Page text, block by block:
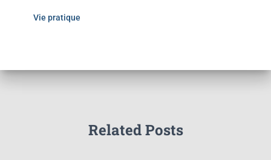
Vie pratique
Related Posts